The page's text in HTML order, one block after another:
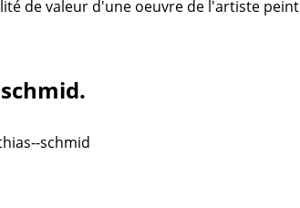
de valeur d'une oeuvre de l'artiste